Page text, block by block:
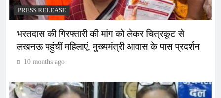
PRESS RELEASE
भरतदास की गिरफ्तारी की मांग को लेकर चित्रकूट से
लखनऊ पहुंचीं महिलाएं, मुख्यमंत्री आवास के पास प्रदर्शन
10 months ago